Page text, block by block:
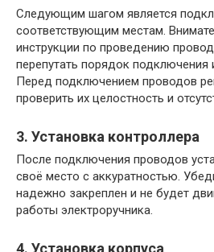
Следующим шагом является
соответствующим местам.
инструкции по проведению
перепутать порядок подключения
Перед подключением проводов
проверить их целостность и
3. Установка контроллера
После подключения проводов
своё место с аккуратностью.
надежно закреплен и не будет
работы электроручника.
4. Установка корпуса